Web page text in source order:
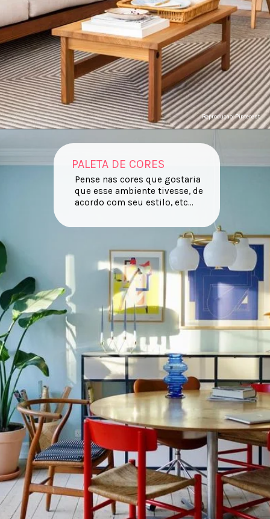
Reproduçao: Pinterest
PALETA DE CORES
Pense nas cores que gostaria
que esse ambiente tivesse, de
acordo com seu estilo, etc...